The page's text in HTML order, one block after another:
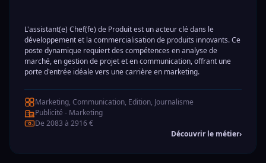
L'assistant(e) Chef(fe) de Produit est un acteur clé dans le
développement et la commercialisation de produits innovants. Ce
poste dynamique requiert des compétences en analyse de
marché, en gestion de projet et en communication, offrant une
porte d'entrée idéale vers une carrière en marketing.
Marketing, Communication, Edition, Journalisme
Publicité - Marketing
De 2083 à 2916 €
Découvrir le métier›